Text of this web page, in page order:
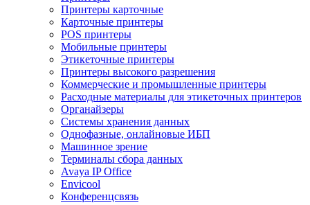
Принтеры карточные
Карточные принтеры
POS принтеры
Мобильные принтеры
Этикеточные принтеры
Принтеры высокого разрешения
Коммерческие и промышленные принтеры
Расходные материалы для этикеточных принтеров
Органайзеры
Системы хранения данных
Однофазные, онлайновые ИБП
Машинное зрение
Терминалы сбора данных
Avaya IP Office
Envicool
Конференцсвязь